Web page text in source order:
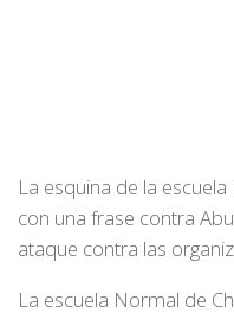
La esquina de la
con una frase contra
ataque contra las
La escuela Normal de